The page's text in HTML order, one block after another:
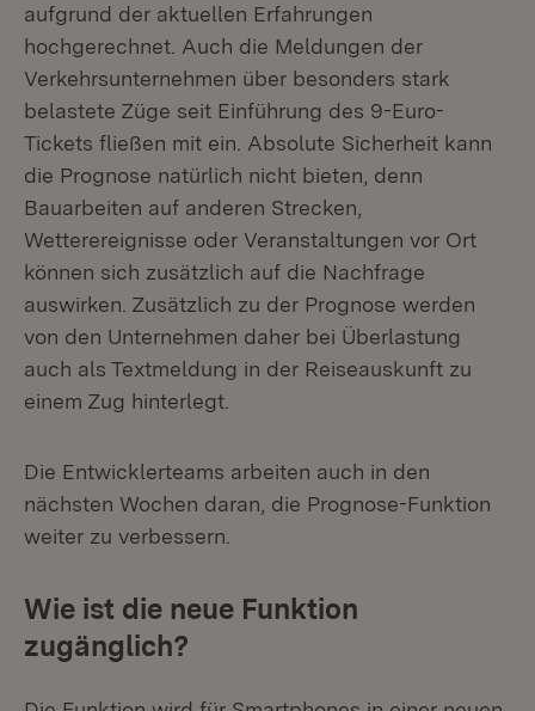
aufgrund der aktuellen Erfahrungen
hochgerechnet. Auch die Meldungen der
Verkehrsunternehmen über besonders stark
belastete Züge seit Einführung des 9-Euro-
Tickets fließen mit ein. Absolute Sicherheit kann
die Prognose natürlich nicht bieten, denn
Bauarbeiten auf anderen Strecken,
Wetterereignisse oder Veranstaltungen vor Ort
können sich zusätzlich auf die Nachfrage
auswirken. Zusätzlich zu der Prognose werden
von den Unternehmen daher bei Überlastung
auch als Textmeldung in der Reiseauskunft zu
einem Zug hinterlegt.
Die Entwicklerteams arbeiten auch in den
nächsten Wochen daran, die Prognose-Funktion
weiter zu verbessern.
Wie ist die neue Funktion
zugänglich?